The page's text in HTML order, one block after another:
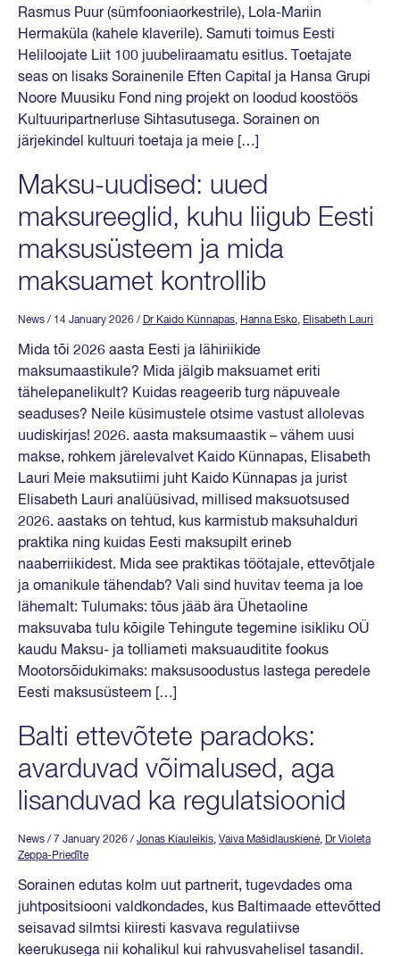
Rasmus Puur (sümfooniaorkestrile), Lola-Mariin
Hermaküla (kahele klaverile). Samuti toimus Eesti
Heliloojate Liit 100 juubeliraamatu esitlus. Toetajate
seas on lisaks Sorainenile Eften Capital ja Hansa Grupi
Noore Muusiku Fond ning projekt on loodud koostöös
Kultuuripartnerluse Sihtasutusega. Sorainen on
järjekindel kultuuri toetaja ja meie […]
Maksu-uudised: uued
maksureeglid, kuhu liigub Eesti
maksusüsteem ja mida
maksuamet kontrollib
News / 14 January 2026 / Dr Kaido Künnapas, Hanna Esko, Elisabeth Lauri
Mida tõi 2026 aasta Eesti ja lähiriikide
maksumaastikule? Mida jälgib maksuamet eriti
tähelepanelikult? Kuidas reageerib turg näpuveale
seaduses? Neile küsimustele otsime vastust allolevas
uudiskirjas! 2026. aasta maksumaastik – vähem uusi
makse, rohkem järelevalvet Kaido Künnapas, Elisabeth
Lauri Meie maksutiimi juht Kaido Künnapas ja jurist
Elisabeth Lauri analüüsivad, millised maksuotsused
2026. aastaks on tehtud, kus karmistub maksuhalduri
praktika ning kuidas Eesti maksupilt erineb
naaberriikidest. Mida see praktikas töötajale, ettevõtjale
ja omanikule tähendab? Vali sind huvitav teema ja loe
lähemalt: Tulumaks: tõus jääb ära Ühetaoline
maksuvaba tulu kõigile Tehingute tegemine isikliku OÜ
kaudu Maksu- ja tolliameti maksuauditite fookus
Mootorsõidukimaks: maksusoodustus lastega peredele
Eesti maksusüsteem […]
Balti ettevõtete paradoks:
avarduvad võimalused, aga
lisanduvad ka regulatsioonid
News / 7 January 2026 / Jonas Kiauleikis, Vaiva Mašidlauskienė, Dr Violeta
Zeppa-Priedīte
Sorainen edutas kolm uut partnerit, tugevdades oma
juhtpositsiooni valdkondades, kus Baltimaade ettevõtted
seisavad silmtsi kiiresti kasvava regulatiivse
keerukusega nii kohalikul kui rahvusvahelisel tasandil.